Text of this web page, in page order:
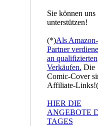
Sie können uns
unterstützen!
(*)Als Amazon-
Partner
an qualifizierten
Verkäufen. Die
Comic-Cover
Affiliate-
HIER DIE
ANGEBOTE
TAGES